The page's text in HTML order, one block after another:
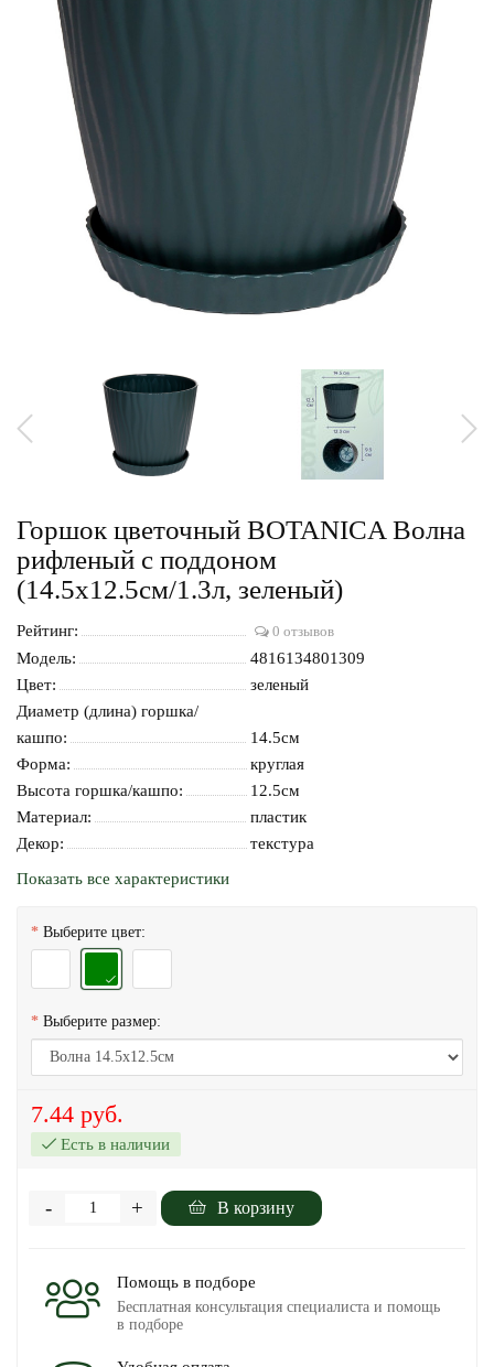
Горшок цветочный BOTANICA Волна
рифленый с поддоном
(14.5x12.5см/1.3л, зеленый)
Рейтинг: 0 отзывов
Модель:
4816134801309
Цвет:
зеленый
Диаметр (длина) горшка/
кашпо:
14.5см
Форма:
круглая
Высота горшка/кашпо:
12.5см
Материал:
пластик
Декор:
текстура
Показать все характеристики
Выберите цвет:
Выберите размер:
7.44 руб.
Есть в наличии
+
- В корзину
Помощь в подборе
Бесплатная консультация специалиста и помощь
в подборе